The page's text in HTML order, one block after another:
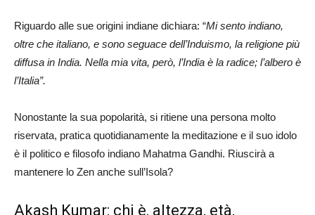
Riguardo alle sue origini indiane dichiara: “Mi sento indiano,
oltre che italiano, e sono seguace dell’Induismo, la religione più
diffusa in India. Nella mia vita, però, l’India è la radice; l’albero è
l’Italia”.
Nonostante la sua popolarità, si ritiene una persona molto
riservata, pratica quotidianamente la meditazione e il suo idolo
è il politico e filosofo indiano Mahatma Gandhi. Riuscirà a
mantenere lo Zen anche sull’Isola?
Akash Kumar: chi è, altezza, età,